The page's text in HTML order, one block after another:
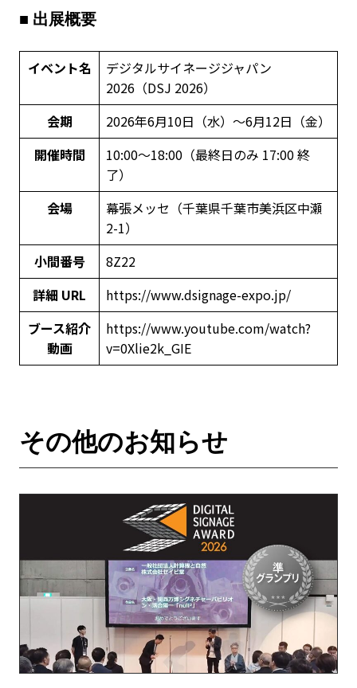
■ 出展概要
イベント名
デジタルサイネージジャパン
2026（DSJ 2026）
会期
2026年6月10日（水）～6月12日（金）
開催時間
10:00～18:00（最終日のみ 17:00 終
了）
会場
幕張メッセ（千葉県千葉市美浜区中瀬
2-1）
小間番号
8Z22
詳細 URL
https://www.dsignage-expo.jp/
ブース紹介
動画
https://www.youtube.com/watch?
v=0Xlie2k_GIE
その他のお知らせ